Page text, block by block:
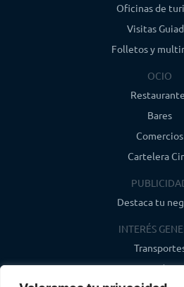
Oficinas de
Visitas
Folletos y
OCIO
Bares
Comercios
Cartelera
Destaca tu
INTERÉS
Farmacias de